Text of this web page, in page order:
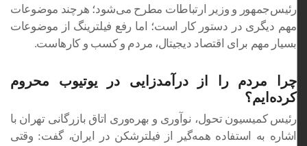
رئیس‌جمهور و وزیر ارتباطات مطرح می‌شود؛ هرچند موضوعات
مهم دیگری در دستور کار است؛ اما رفع فیلترینگ از موضوعات
بسیار مهم برای اقتصاد دیجیتال، مردم و کسب و کارهاست.
چرا مردم را از درآمدزایی در یوتیوب محروم
کرده‌ایم؟
رئیس کمیسیون تحول، نوآوری و بهره‌وری اتاق بازرگانی تهران با
اشاره به استفاده همه‌گیر از فیلترشکن در ایران، گفت: وقتی